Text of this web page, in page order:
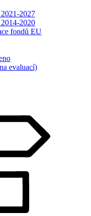
2027
2020
fondů EU
evaluací)